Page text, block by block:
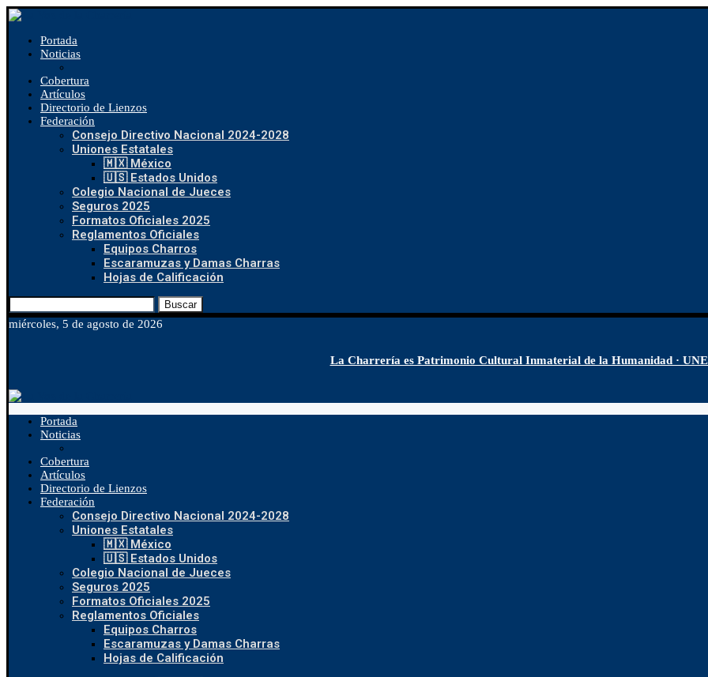
Portada
Noticias
Cobertura
Artículos
Directorio de Lienzos
Federación
Consejo Directivo Nacional 2024-2028
Uniones Estatales
🇲🇽 México
🇺🇸 Estados Unidos
Colegio Nacional de Jueces
Seguros 2025
Formatos Oficiales 2025
Reglamentos Oficiales
Equipos Charros
Escaramuzas y Damas Charras
Hojas de Calificación
Buscar
miércoles, 5 de agosto de 2026
La Charrería es Patrimonio Cultural Inmaterial de la Humanidad ·
Portada
Noticias
Cobertura
Artículos
Directorio de Lienzos
Federación
Consejo Directivo Nacional 2024-2028
Uniones Estatales
🇲🇽 México
🇺🇸 Estados Unidos
Colegio Nacional de Jueces
Seguros 2025
Formatos Oficiales 2025
Reglamentos Oficiales
Equipos Charros
Escaramuzas y Damas Charras
Hojas de Calificación